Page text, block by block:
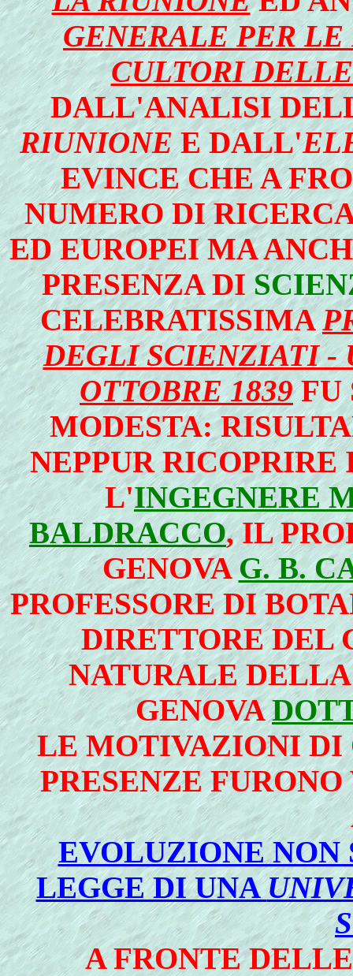
GENERALE PER
CULTORI
DALL'ANALISI
RIUNIONEE DALL'
EVINCE CHE A
NUMERO DI
ED EUROPEI MA
PRESENZA DI
CELEBRATISSIMA
DEGLI SCIENZIATI -
OTTOBRE 1839FU
MODESTA:
NEPPUR
L'INGEGNERE
BALDRACCO, IL
GENOVAG. B.
PROFESSORE DI
DIRETTORE DEL
NATURALE
GENOVA
LE MOTIVAZIONI DI
PRESENZE
EVOLUZIONE NON
LEGGE DI UNA
A FRONTE